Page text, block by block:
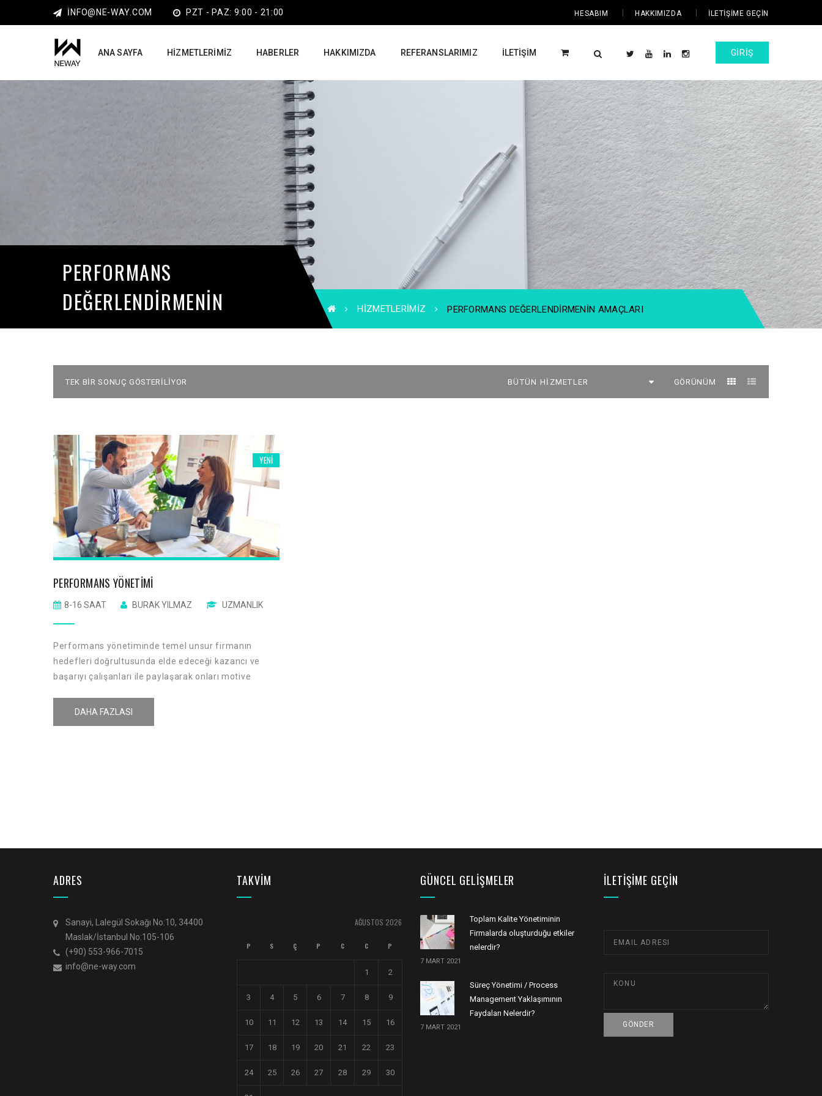
INFO@NE-WAY.COM PZT - PAZ: 9:00 - 21:00 HESABIM HAKKIMIZDA İLETIŞIME GEÇIN
ANA SAYFA HIZMETLERIMIZ HABERLER HAKKIMIZDA REFERANSLARIMIZ İLETIŞIM GIRIŞ
PERFORMANS
DEĞERLENDIRMENIN
AMAÇLARI
HIZMETLERIMIZ PERFORMANS DEĞERLENDIRMENIN AMAÇLARI
GÖRÜNÜM
TEK BIR SONUÇ GÖSTERILIYOR
YENI
PERFORMANS YÖNETIMI
8-16 SAAT BURAK YILMAZ UZMANLIK
Performans yönetiminde temel unsur firmanın
hedefleri doğrultusunda elde edeceği kazancı ve
başarıyı çalışanları ile paylaşarak onları motive
etki eden ve katkı sağlayanların firma aidiyetinin
DAHA FAZLASI
ADRES
Sanayi, Lalegül Sokağı No:10, 34400
Maslak/İstanbul No:105-106
(+90) 553-966-7015
info@ne-way.com
TAKVİM
AĞUSTOS 2026
P S Ç P C C P
1 2
3 4 5 6 7 8 9
10 11 12 13 14 15 16
17 18 19 20 21 22 23
24 25 26 27 28 29 30
GÜNCEL GELIŞMELER
Toplam Kalite Yönetiminin
Firmalarda oluşturduğu etkiler
nelerdir?
7 MART 2021
Süreç Yönetimi / Process
Management Yaklaşımının
Faydaları Nelerdir?
7 MART 2021
İLETIŞIME GEÇIN